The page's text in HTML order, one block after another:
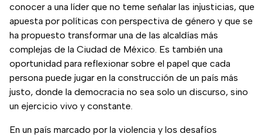
conocer a una líder que no teme señalar las injusticias, que
apuesta por políticas con perspectiva de género y que se
ha propuesto transformar una de las alcaldías más
complejas de la Ciudad de México. Es también una
oportunidad para reflexionar sobre el papel que cada
persona puede jugar en la construcción de un país más
justo, donde la democracia no sea solo un discurso, sino
un ejercicio vivo y constante.
En un país marcado por la violencia y los desafíos